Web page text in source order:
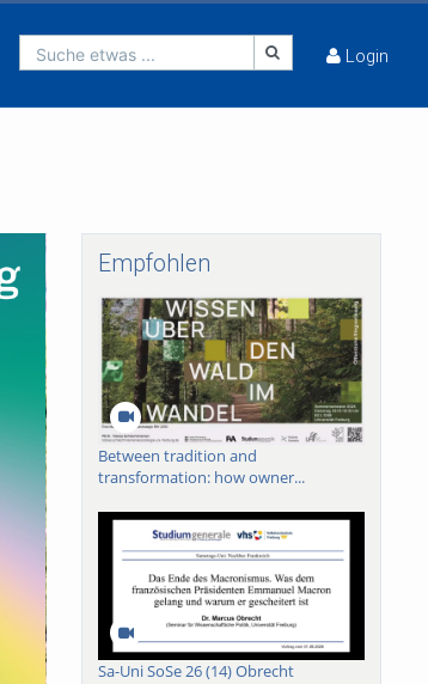
Suche etwas ... Login
Empfohlen
Between tradition and
transformation: how owner...
Sa-Uni SoSe 26 (14) Obrecht